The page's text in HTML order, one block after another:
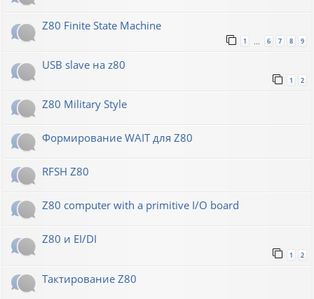
Z80 Finite State Machine
1 … 6 7 8 9
USB slave на z80
1 2
Z80 Military Style
Формирование WAIT для Z80
RFSH Z80
Z80 computer with a primitive I/O board
Z80 и EI/DI
1 2
Тактирование Z80